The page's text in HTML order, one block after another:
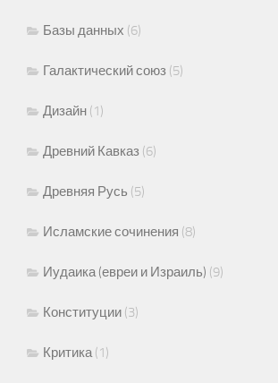
Базы данных (6)
Галактический союз (5)
Дизайн (1)
Древний Кавказ (6)
Древняя Русь (5)
Исламские сочинения (8)
Иудаика (евреи и Израиль) (9)
Конституции (3)
Критика(1)